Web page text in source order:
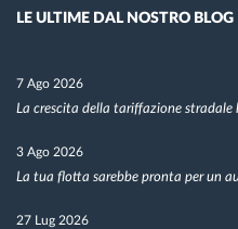
LE ULTIME DAL NOSTRO BLOG
7 Ago 2026
La crescita della tariffazione stradale
3 Ago 2026
La tua flotta sarebbe pronta per un
27 Lug 2026